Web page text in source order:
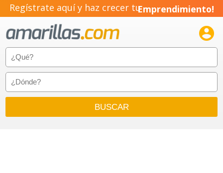
Regístrate aquí y haz crecer tuEmprendimiento!
